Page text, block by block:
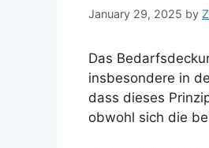
January 29, 2025 by
Das
insbesondere in
dass dieses
obwohl sich die